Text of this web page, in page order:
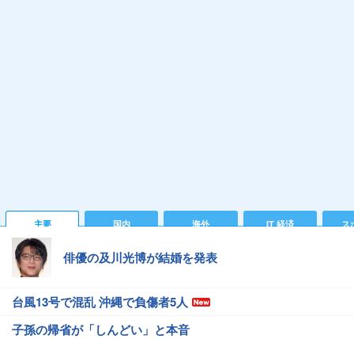
主要 国内 海外 IT 経済 ス
俳優の及川光博が結婚を発表
台風13号で混乱 沖縄で負傷者5人
子孫の帰省が「しんどい」と本音